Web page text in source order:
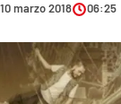
SANITÀ
AMBIENTE
SOCIETÀ
10 marzo 2018 06:25